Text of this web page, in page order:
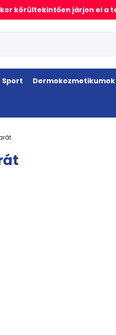
körültekintően járjon el a
Sport Dermokozmetikumok